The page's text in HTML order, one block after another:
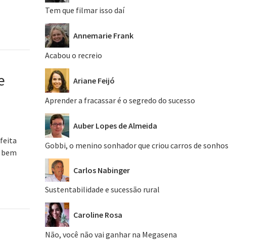
Tem que filmar isso daí
Annemarie Frank
Acabou o recreio
Ariane Feijó
Aprender a fracassar é o segredo do sucesso
Auber Lopes de Almeida
Gobbi, o menino sonhador que criou carros de sonhos
Carlos Nabinger
Sustentabilidade e sucessão rural
Caroline Rosa
Não, você não vai ganhar na Megasena